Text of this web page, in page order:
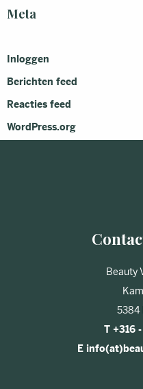
Meta
Inloggen
Berichten feed
Reacties feed
WordPress.org
Beauty
5384
T +316
E